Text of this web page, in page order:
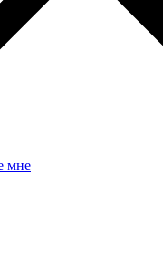
мне